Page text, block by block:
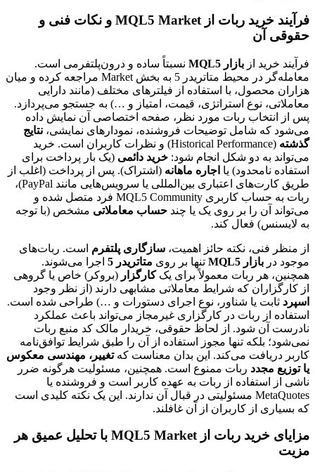
فرآیند خرید ربات از MQL5 Market و نکات فنی و
حقوقی آن
فرآیند خرید از بازار MQL5
نسبتاً ساده و درون‌پلتفرمی است.
معامله‌گر در محیط متاتریدر 5 به بخش Market مراجعه کرده و میان
هزاران محصول، با استفاده از فیلترهای مختلف (مانند دارایی
معاملاتی، نوع استراتژی، قیمت، امتیاز و …) به جستجو می‌پردازد.
پس از انتخاب ربات مورد نظر، صفحه اختصاصی آن نمایش داده
می‌شود که شامل توضیحات فروشنده، نمودارهای نمایشی، نتایج
گذشته
(Historical Performance) و نظرات کاربران است. خرید
می‌تواند به دو شکل انجام شود: خرید دائمی (یک بار پرداخت برای
استفاده نامحدود) یا اجاره ماهانه (اشتراک). پس از پرداخت (اغلب از
طریق کارت‌های اعتباری بین‌المللی یا سرویس‌هایی مانند PayPal)،
ربات به حساب کاربری MQL5 Community فرد متصل شده و
می‌تواند آن را بر روی یک یا چند حساب معاملاتی مشخص (با توجه
به لایسنس) فعال کند.
از منظر فنی، نکته حائز اهمیت، سازگاری پلتفرم است. ربات‌های
موجود در بازار MQL5 تنها بر روی متاتریدر 5
اجرا می‌شوند.
همچنین، هر ربات معمولاً برای یککارگزار (بروکر) خاص یا گروهی
از کارگزاران که شرایط معاملاتی مشابهی دارند (از نظر وجود
اسپرد ثابت یا شناور، نوع اجرای دستورات و …) طراحی شده است.
استفاده از ربات در کارگزاری غیرمجاز می‌تواند باعث عملکرد
نادرست آن شود. از لحاظ حقوقی، خریدار مالک کد منبع ربات
نمی‌شود؛ بلکه تنها مجوز استفاده از آن را طبق شرایط توافق‌نامه
کاربر دریافت می‌کند. این بدان معناست کهتغییر، مهندسی معکوس
یا توزیع مجدد ربات ممنوع است. همچنین، مسئولیت هرگونه ضرر
ناشی از استفاده از ربات به عهده کاربر است و فروشنده یا
MetaQuotes مسئولیتی در قبال آن ندارند. این یک نکته کلیدی است
که بسیاری از کاربران از آن غافلند.
مزایای خرید ربات از MQL5 Market با تحلیل عمیق هر
مزیت